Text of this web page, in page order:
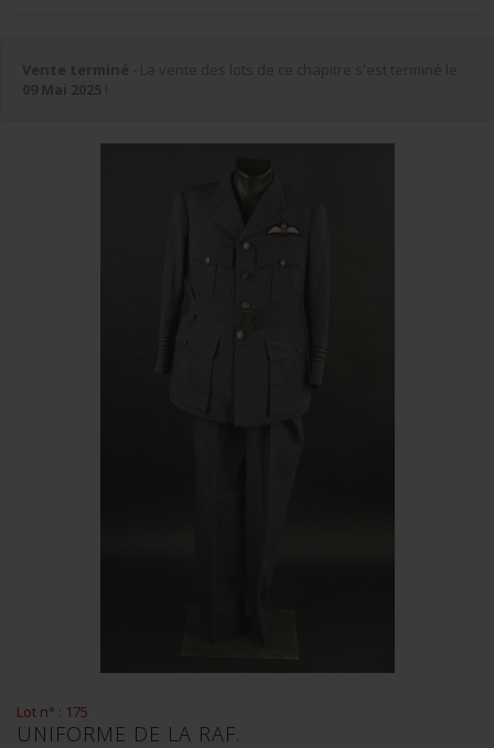
Lot n° : 175
UNIFORME DE LA RAF.